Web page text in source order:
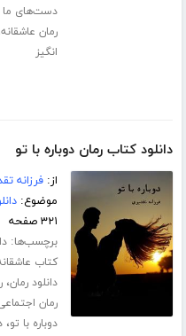
دست‌های ما
رمان عاشقانه
انگیز
دانلود کتاب رمان دوباره با تو
از:فرزانه
موضوع:
۳۲۱ صفحه
برچسب‌ها:
کتاب
دانلود رمان،
رمان
دوباره با تو،